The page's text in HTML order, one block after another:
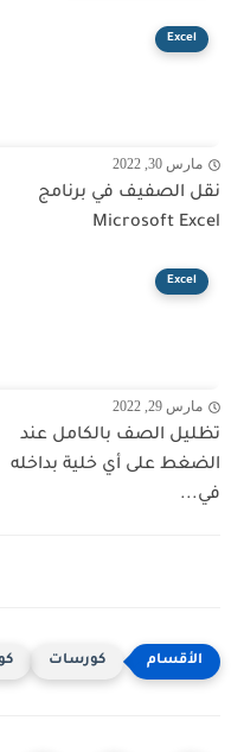
Excel
مارس 30, 2022
نقل الصفيف في برنامج
Microsoft Excel
Excel
مارس 29, 2022
تظليل الصف بالكامل عند
الضغط على أي خلية بداخله
في...
كورسات